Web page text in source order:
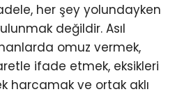
her şey yolundayken
değildir. Asıl
omuz vermek,
ifade etmek, eksikleri
harcamak ve ortak aklı